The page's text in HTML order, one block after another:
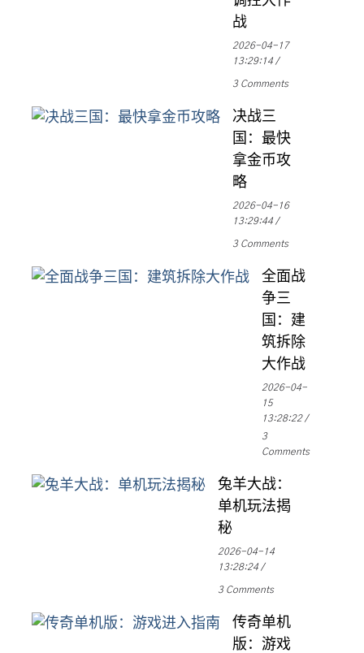
战
2026-04-17
13:29:14
3 Comments
决战三
国：最快
拿金币攻
略
2026-04-16
13:29:44
3 Comments
全面战
争三
国：建
筑拆除
大作战
2026-04-
15
13:28:22
3
Comments
兔羊大战：
单机玩法揭
秘
2026-04-14
13:28:24
3 Comments
传奇单机
版：游戏